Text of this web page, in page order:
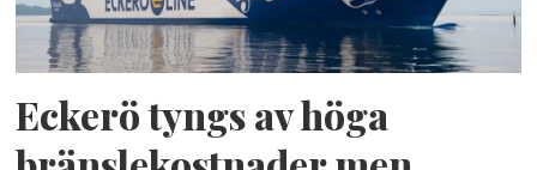
Eckerö tyngs av höga